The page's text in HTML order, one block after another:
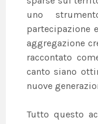
uno
partecipazione
aggregazione
raccontato
canto siano
nuove
Tutto questo